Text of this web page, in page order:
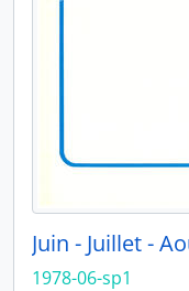
Juin - Juillet -
1978-06-sp1